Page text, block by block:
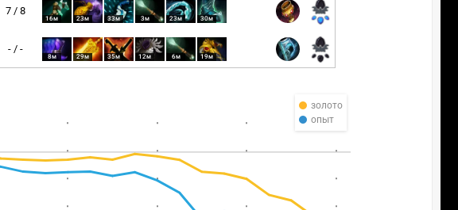
7 / 8
16м 23м 33м 3м 23м 30м
- / -
8м 29м 35м 12м 6м 19м
золото
опыт